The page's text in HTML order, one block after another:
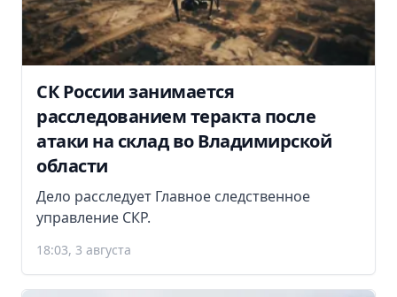
СК России занимается
расследованием теракта после
атаки на склад во Владимирской
области
Дело расследует Главное следственное
управление СКР.
18:03, 3 августа